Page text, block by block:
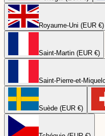
Royaume-Uni (EUR €)
Saint-Martin (EUR €)
Saint-Pierre-et-
Suède (EUR €)